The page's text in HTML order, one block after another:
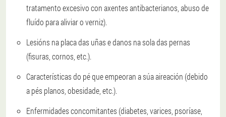
tratamento excesivo con axentes antibacterianos, abuso de
fluído para aliviar o verniz).
Lesións na placa das uñas e danos na sola das pernas
(fisuras, cornos, etc.).
Características do pé que empeoran a súa aireación (debido
a pés planos, obesidade, etc.).
Enfermidades concomitantes (diabetes, varices, psoríase,